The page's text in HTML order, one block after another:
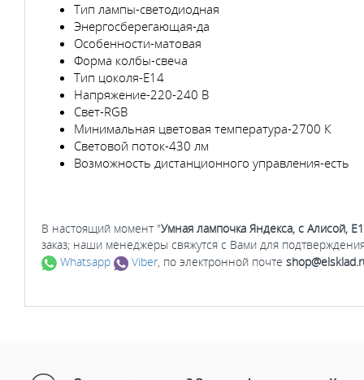
Тип лампы-светодиодная
Энергосберегающая-да
Особенности-матовая
Форма колбы-свеча
Тип цоколя-E14
Напряжение-220-240 В
Свет-RGB
Минимальная цветовая температура-2700 К
Световой поток-430 лм
Возможность дистанционного управления-есть
В настоящий момент "Умная лампочка Яндекса, с Алисой,
заказ; наши менеджеры свяжутся с Вами для
Whatsapp
Viber, по электронной почте